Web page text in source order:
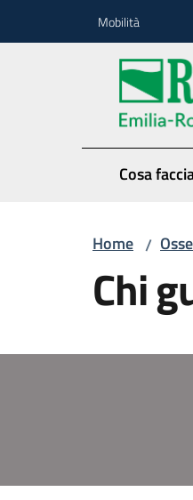
Mobilità
Cosa
Home /
Chi